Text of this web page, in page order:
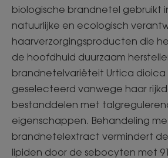
biologische brandnetel gebruikt
natuurlijke en ecologisch
haarverzorgingsproducten die
de hoofdhuid duurzaam
brandnetelvariëteit Urtica dioica
geselecteerd vanwege haar
bestanddelen met
eigenschappen. Behandeling
brandnetelextract vermindert
lipiden door de sebocyten met